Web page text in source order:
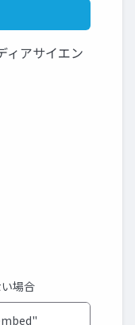
ィアサイエン
場合